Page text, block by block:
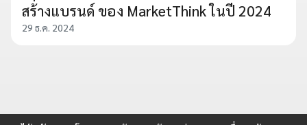
สร้างแบรนด์ ของ MarketThink ในปี 2024
29 ธ.ค. 2024